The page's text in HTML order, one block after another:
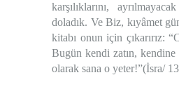
karşılıklarını,
doladık. Ve Biz, kıyâmet
kitabı onun için çıkarırız:
Bugün kendi zatın, kendine
olarak sana o yeter!”(İsra/